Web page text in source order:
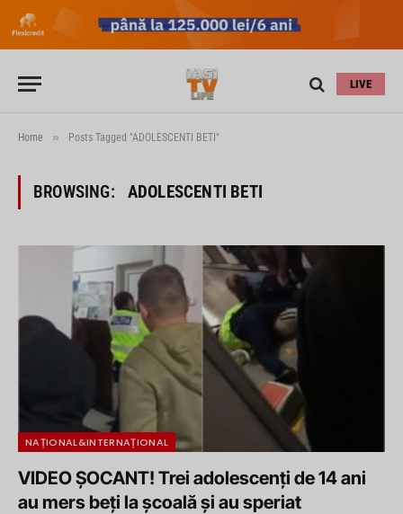
LIVE
Home » Posts Tagged "ADOLESCENTI BETI"
BROWSING: ADOLESCENTI BETI
NAȚIONAL&INTERNAȚIONAL
VIDEO ȘOCANT! Trei adolescenţi de 14 ani
au mers beţi la şcoală şi au speriat